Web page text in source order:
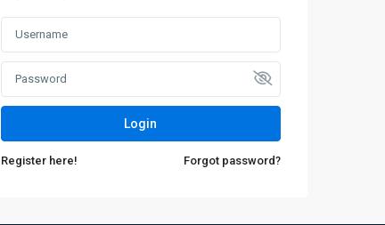
Login
Register here! Forgot password?